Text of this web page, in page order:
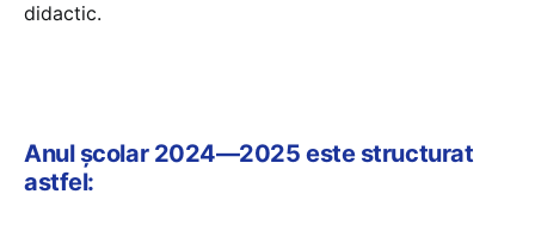
didactic.
Anul școlar 2024—2025 este structurat
astfel: